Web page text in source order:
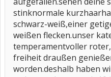
stinknormale
schwarz-weiß,einer
weißen flecken.unser
temperamentvoller
freiheit draußen
worden.deshalb haben